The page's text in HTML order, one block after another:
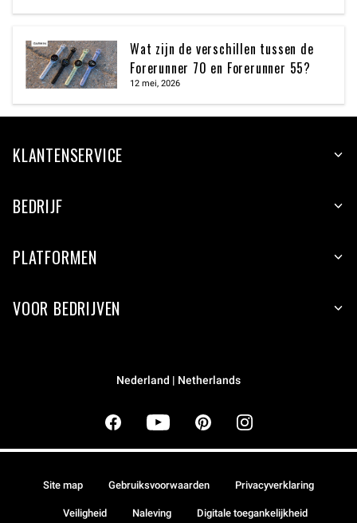
Wat zijn de verschillen tussen de
Forerunner 70 en Forerunner 55?
12 mei, 2026
KLANTENSERVICE
BEDRIJF
PLATFORMEN
VOOR BEDRIJVEN
Nederland | Netherlands
Site map Gebruiksvoorwaarden Privacyverklaring
Veiligheid Naleving Digitale toegankelijkheid